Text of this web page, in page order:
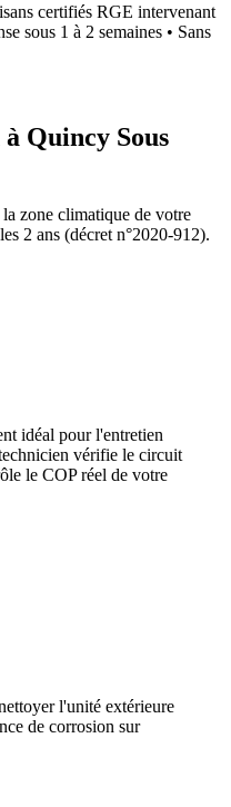
certifiés RGE intervenant
sous 1 à 2 semaines • Sans
Quincy Sous
zone climatique de votre
2 ans (décret n°2020-912).
idéal pour l'entretien
vérifie le circuit
le COP réel de votre
l'unité extérieure
de corrosion sur